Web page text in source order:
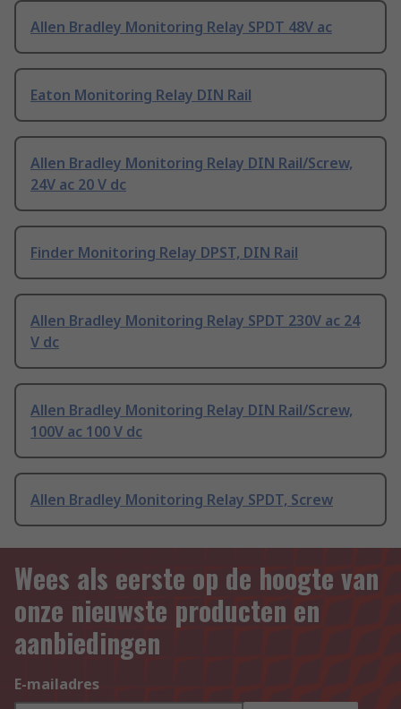
Allen Bradley Monitoring Relay SPDT 48V ac
Eaton Monitoring Relay DIN Rail
Allen Bradley Monitoring Relay DIN Rail/Screw,
24V ac 20 V dc
Finder Monitoring Relay DPST, DIN Rail
Allen Bradley Monitoring Relay SPDT 230V ac 24
V dc
Allen Bradley Monitoring Relay DIN Rail/Screw,
100V ac 100 V dc
Allen Bradley Monitoring Relay SPDT, Screw
Wees als eerste op de hoogte van
onze nieuwste producten en
aanbiedingen
E-mailadres